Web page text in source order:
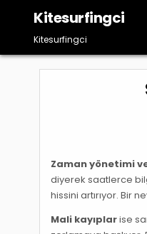
content
Kitesurfingci
Kitesurfingci
Zaman yönetimi ve
diyerek saatlerce
hissini artırıyor. Bir
Mali kayıplarise